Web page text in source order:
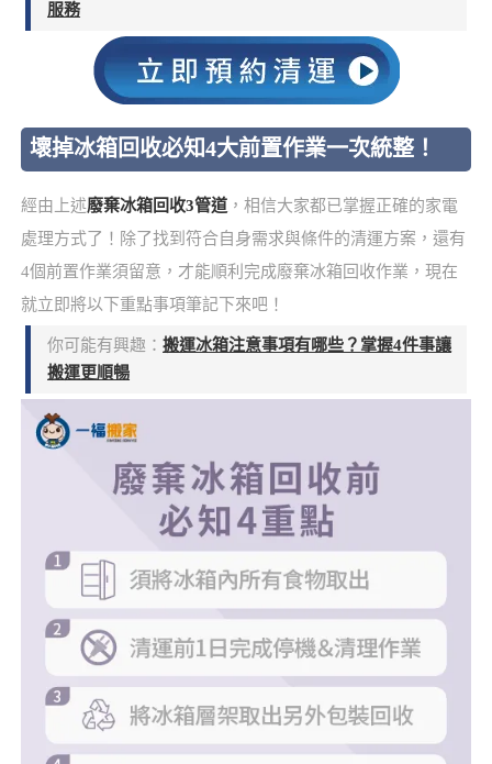
服務
壞掉冰箱回收必知4大前置作業一次統整！
經由上述廢棄冰箱回收3管道，相信大家都已掌握正確的家電
處理方式了！除了找到符合自身需求與條件的清運方案，還有
4個前置作業須留意，才能順利完成廢棄冰箱回收作業，現在
就立即將以下重點事項筆記下來吧！
你可能有興趣：搬運冰箱注意事項有哪些？掌握4件事讓
搬運更順暢